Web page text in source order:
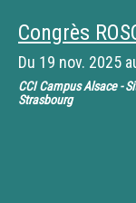
Congrès
Du 19 nov. 2025
CCI Campus Alsace -
Strasbourg